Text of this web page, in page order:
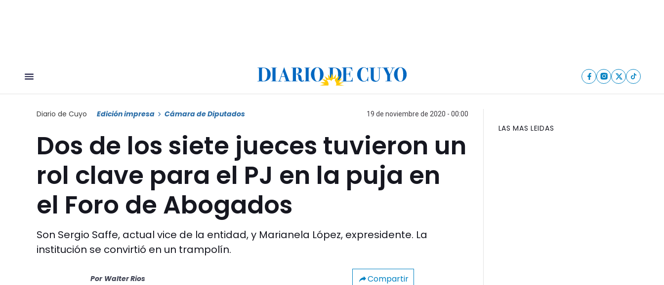
Diario de Cuyo Edición impresa Cámara de Diputados 19 de noviembre de 2020 - 00:00
Dos de los siete jueces tuvieron un
rol clave para el PJ en la puja en
el Foro de Abogados
Son Sergio Saffe, actual vice de la entidad, y Marianela López, expresidente. La
institución se convirtió en un trampolín.
Por Walter Rios Compartir
LAS MAS LEIDAS